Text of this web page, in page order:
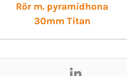
Rör m. pyramidhona
30mm Titan